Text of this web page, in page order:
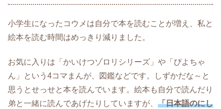
小学生になったコウメは自分で本を読むことが増え、私と
絵本を読む時間はめっきり減りました。
お気に入りは「かいけつゾロリシリーズ」や「ぴよちゃ
ん」という4コマまんが、図鑑などです。しずかだな～と
思うとせっせと本を読んでいます。絵本も自分で読んだり
弟と一緒に読んであげたりしていますが、 「日本語のにし